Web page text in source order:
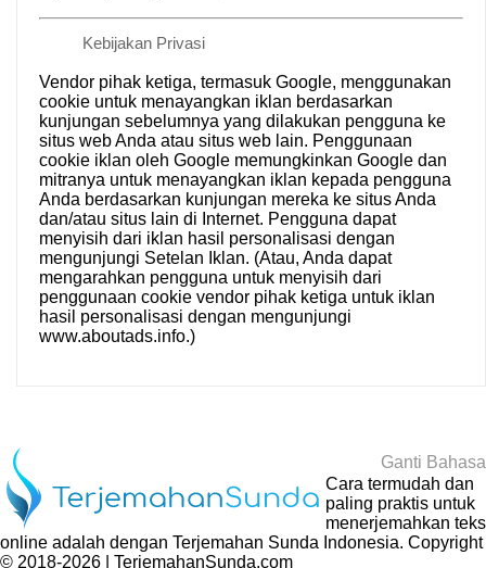
Kebijakan Privasi
Vendor pihak ketiga, termasuk Google, menggunakan
cookie untuk menayangkan iklan berdasarkan
kunjungan sebelumnya yang dilakukan pengguna ke
situs web Anda atau situs web lain. Penggunaan
cookie iklan oleh Google memungkinkan Google dan
mitranya untuk menayangkan iklan kepada pengguna
Anda berdasarkan kunjungan mereka ke situs Anda
dan/atau situs lain di Internet. Pengguna dapat
menyisih dari iklan hasil personalisasi dengan
mengunjungi Setelan Iklan. (Atau, Anda dapat
mengarahkan pengguna untuk menyisih dari
penggunaan cookie vendor pihak ketiga untuk iklan
hasil personalisasi dengan mengunjungi
www.aboutads.info.)
Ganti Bahasa
Cara termudah dan
paling praktis untuk
menerjemahkan teks
online adalah dengan Terjemahan Sunda Indonesia. Copyright
© 2018-2026 | TerjemahanSunda.com